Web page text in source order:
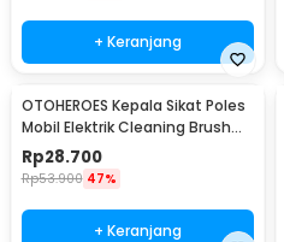
+ Keranjang
OTOHEROES Kepala Sikat Poles
Mobil Elektrik Cleaning Brush
Head 6 PCS - DB005
Rp28.700
Rp53.900 47%
+ Keranjang